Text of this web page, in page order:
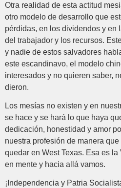
Otra realidad de esta actitud
otro modelo de desarrollo que
pérdidas, en los dividendos y en
del trabajador y los recursos.
y nadie de estos salvadores
este escandinavo, el modelo
interesados y no quieren saber,
dieron.
Los mesías no existen y en
se hace y se hará lo que haya
dedicación, honestidad y amor
nuestra profesión de manera
quedar en West Texas. Esa es
en mente y hacia allá vamos.
¡Independencia y Patria